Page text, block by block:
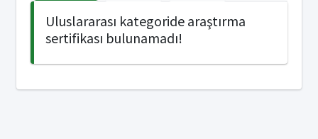
Uluslararası kategoride araştırma
sertifikası bulunamadı!